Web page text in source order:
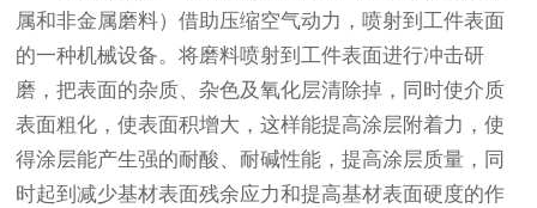
属和非金属磨料）借助压缩空气动力，喷射到工件表面
的一种机械设备。将磨料喷射到工件表面进行冲击研
磨，把表面的杂质、杂色及氧化层清除掉，同时使介质
表面粗化，使表面积增大，这样能提高涂层附着力，使
得涂层能产生强的耐酸、耐碱性能，提高涂层质量，同
时起到减少基材表面残余应力和提高基材表面硬度的作